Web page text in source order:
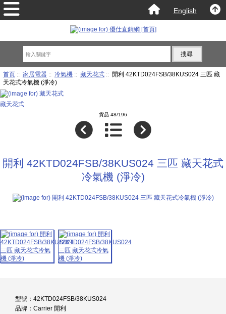
English
首頁:: 家居電器:: 冷氣機:: 藏天花式:: 開利 42KTD024FSB/38KUS024 三匹 藏
天花式冷氣機 (淨冷)
藏天花式
貨品 48/196
開利 42KTD024FSB/38KUS024 三匹 藏天花式
冷氣機 (淨冷)
型號：42KTD024FSB/38KUS024
品牌：Carrier 開利